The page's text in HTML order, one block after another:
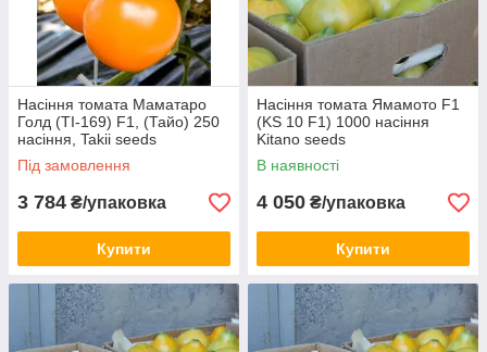
Насіння томата Маматаро
Голд (TI-169) F1, (Тайо) 250
насіння, Takii seeds
Під замовлення
3 784 ₴/упаковка
Купити
Насіння томата Ямамото F1
(KS 10 F1) 1000 насіння
Kitano seeds
В наявності
4 050 ₴/упаковка
Купити